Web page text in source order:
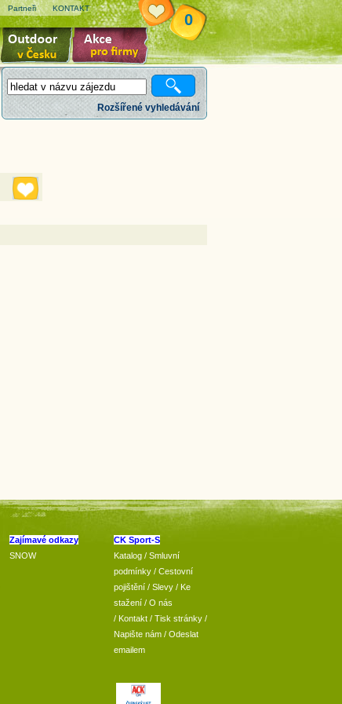
Partneři KONTAKT
0
Rozšířené vyhledávání
Zajímavé odkazy
SNOW
CK Sport-S
Katalog / Smluvní
podmínky / Cestovní
pojištění / Slevy / Ke
stažení / O nás
/ Kontakt / Tisk stránky /
Napište nám / Odeslat
emailem